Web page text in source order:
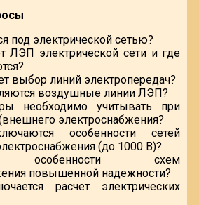
под электрической сетью?
ЛЭП электрической сети и где
выбор линий электропередач?
воздушные линии ЛЭП?
необходимо учитывать при
электроснабжения?
особенности сетей
(до 1000 В)?
особенности схем
повышенной надежности?
расчет электрических